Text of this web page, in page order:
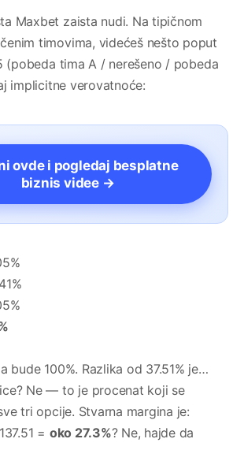
Maxbet zaista nudi. Na tipičnom
timovima, videćeš nešto poput
(pobeda tima A / nerešeno / pobeda
implicitne verovatnoće:
ovde i pogledaj besplatne
biznis videe →
bude 100%. Razlika od 37.51% je…
Ne — to je procenat koji se
tri opcije. Stvarna margina je:
= oko 27.3%? Ne, hajde da